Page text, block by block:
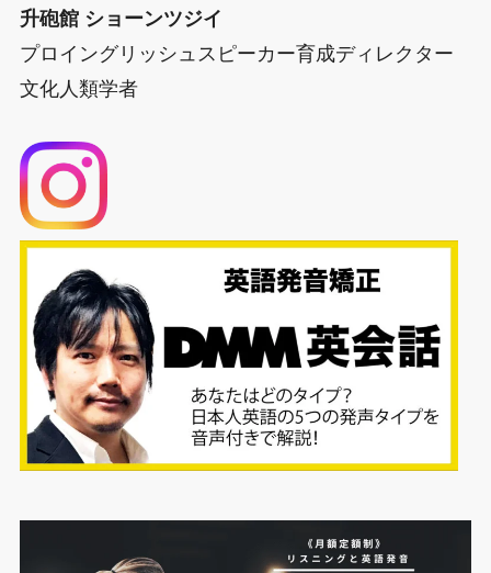
升砲館 ショーンツジイ
プロイングリッシュスピーカー育成ディレクター
文化人類学者